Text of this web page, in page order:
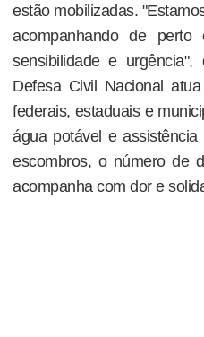
estão mobilizadas.
acompanhando de
sensibilidade e
Defesa Civil Nacional
federais, estaduais e
água potável e
escombros, o número de
acompanha com dor e